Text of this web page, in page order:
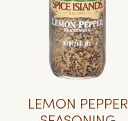
LEMON PEPPER